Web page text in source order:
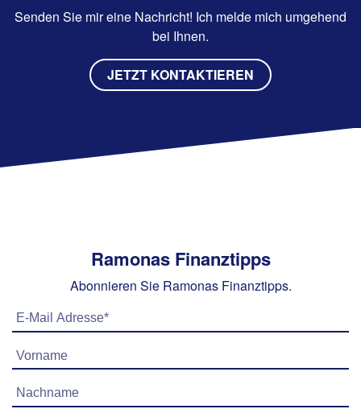
Senden Sie mir eine Nachricht! Ich melde mich umgehend
bei Ihnen.
JETZT KONTAKTIEREN
Ramonas Finanztipps
Abonnieren Sie Ramonas Finanztipps.
E-
Mail
Adresse*
Vorname
Nachname